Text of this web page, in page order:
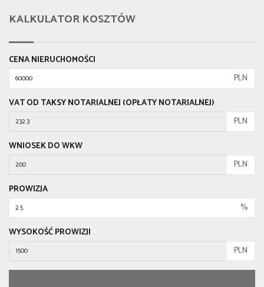
KALKULATOR KOSZTÓW
CENA NIERUCHOMOŚCI
PLN
VAT OD TAKSY NOTARIALNEJ (OPŁATY NOTARIALNEJ)
PLN
WNIOSEK DO WKW
PLN
PROWIZJA
%
WYSOKOŚĆ PROWIZJI
PLN